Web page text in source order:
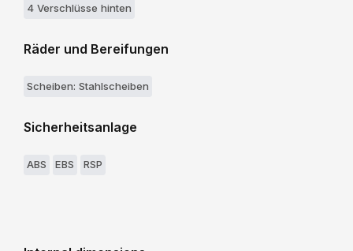
4 Verschlüsse hinten
Räder und Bereifungen
Scheiben: Stahlscheiben
Sicherheitsanlage
ABS EBS RSP